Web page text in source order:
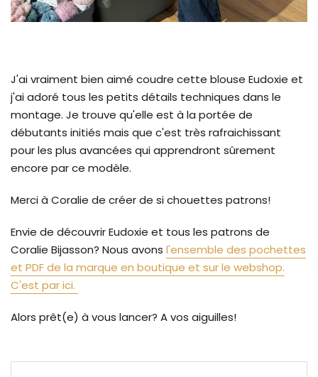
J'ai vraiment bien aimé coudre cette blouse Eudoxie et
j'ai adoré tous les petits détails techniques dans le
montage. Je trouve qu'elle est à la portée de
débutants initiés mais que c'est très rafraichissant
pour les plus avancées qui apprendront sûrement
encore par ce modèle.
Merci à Coralie de créer de si chouettes patrons!
Envie de découvrir Eudoxie et tous les patrons de
Coralie Bijasson? Nous avons l'ensemble des pochettes
et PDF de la marque en boutique et sur le webshop.
C'est par ici.
Alors prêt(e) à vous lancer? A vos aiguilles!